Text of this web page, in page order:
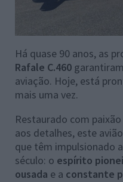
Há quase 90 anos, as
Rafale C.460
aviação. Hoje, está
mais uma vez.
Restaurado com
aos detalhes, este
que têm impulsionado
século: o espírito
ousada e a constante